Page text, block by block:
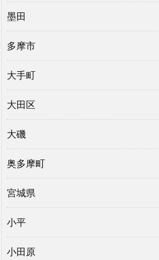
墨田
多摩市
大手町
大田区
大磯
奥多摩町
宮城県
小平
小田原